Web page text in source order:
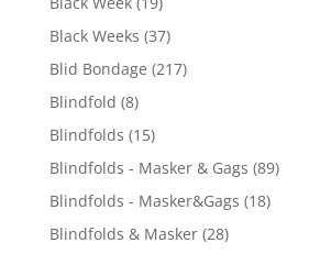
Black Weeks (37)
Blid Bondage (217)
Blindfold (8)
Blindfolds (15)
Blindfolds - Masker & Gags (89)
Blindfolds - Masker&Gags (18)
Blindfolds & Masker (28)